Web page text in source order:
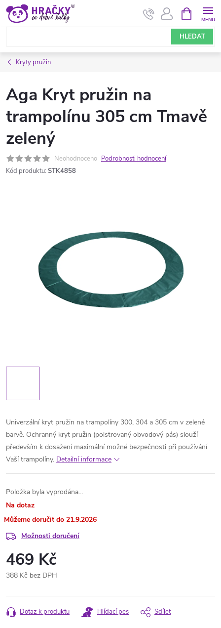
Přejít
obsah
HLEDAT
NÁKUPNÍ
KOŠÍK
Kryty pružin
Aga Kryt pružin na
trampolínu 305 cm Tmavě
zelený
Neohodnoceno Podrobnosti hodnocení
Kód produktu: STK4858
Univerzální kryt pružin na trampolíny 300, 304 a 305 cm v zelené
barvě. Ochranný kryt pružin (polstrovaný obvodový pás) slouží
především k dosažení maximální možné bezpečnosti při používání
Vaší trampolíny. Detailní informace
Položka byla vyprodána…
Na dotaz
21.9.2026
Možnosti doručení
469 Kč
388 Kč bez DPH
cena:
Dotaz k produktu Hlídací pes Sdílet